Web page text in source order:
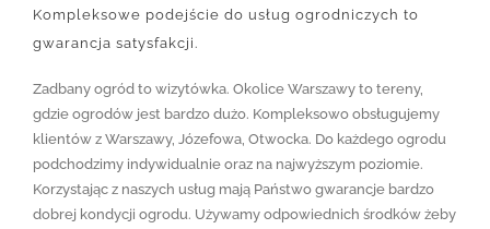
Kompleksowe podejście do usług ogrodniczych to
gwarancja satysfakcji.
Zadbany ogród to wizytówka. Okolice Warszawy to tereny,
gdzie ogrodów jest bardzo dużo. Kompleksowo obsługujemy
klientów z Warszawy, Józefowa, Otwocka. Do każdego ogrodu
podchodzimy indywidualnie oraz na najwyższym poziomie.
Korzystając z naszych usług mają Państwo gwarancje bardzo
dobrej kondycji ogrodu. Używamy odpowiednich środków żeby